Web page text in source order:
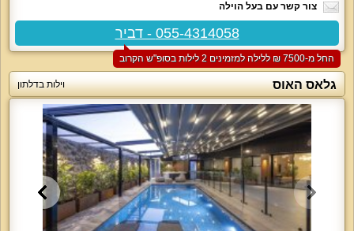
צור קשר עם בעל הוילה
055-4314058 - דביר
החל מ-‏7500 ₪ ללילה למזמינים 2 לילות בסופ"ש הקרוב
גלאס האוס וילות בדלתון